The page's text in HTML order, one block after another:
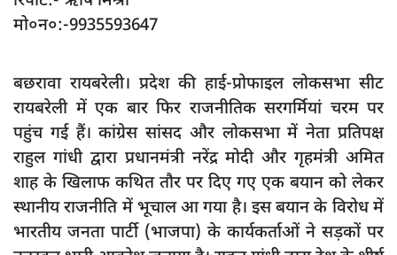
साक्षात्कार
latest
प्रशासनिक
दुर्घटना
editors-pick
other
मो०न०:-9935593647
बछरावा रायबरेली। प्रदेश की हाई-प्रोफाइल लोकसभा सीट
रायबरेली में एक बार फिर राजनीतिक सरगर्मियां चरम पर
पहुंच गई हैं। कांग्रेस सांसद और लोकसभा में नेता प्रतिपक्ष
राहुल गांधी द्वारा प्रधानमंत्री नरेंद्र मोदी और गृहमंत्री अमित
शाह के खिलाफ कथित तौर पर दिए गए एक बयान को लेकर
स्थानीय राजनीति में भूचाल आ गया है। इस बयान के विरोध में
भारतीय जनता पार्टी (भाजपा) के कार्यकर्ताओं ने सड़कों पर